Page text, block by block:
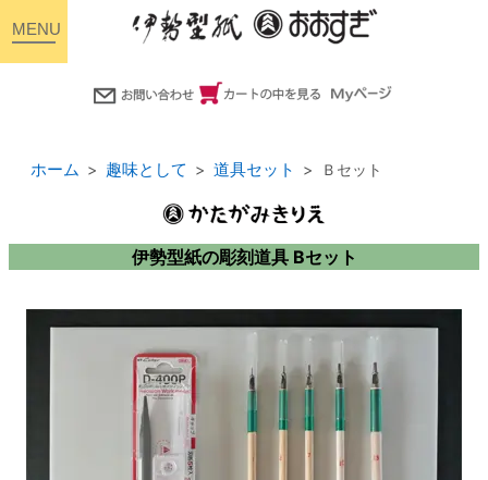
ホーム 趣味として 道具セット Ｂセット
伊勢型紙の彫刻道具 Bセット
toggle
navigation